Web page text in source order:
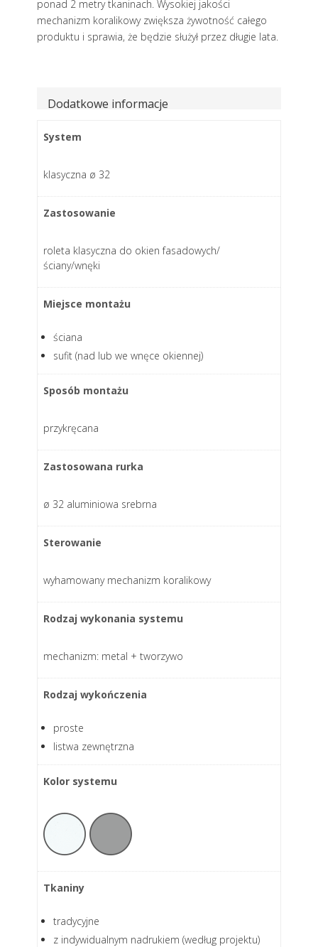
ponad 2 metry tkaninach. Wysokiej jakości
mechanizm koralikowy zwiększa żywotność całego
produktu i sprawia, że będzie służył przez długie lata.
Dodatkowe informacje
System
klasyczna ø 32
Zastosowanie
roleta klasyczna do okien fasadowych/
ściany/wnęki
Miejsce montażu
ściana
sufit (nad lub we wnęce okiennej)
Sposób montażu
przykręcana
Zastosowana rurka
ø 32 aluminiowa srebrna
Sterowanie
wyhamowany mechanizm koralikowy
Rodzaj wykonania systemu
mechanizm: metal + tworzywo
Rodzaj wykończenia
proste
listwa zewnętrzna
Kolor systemu
Tkaniny
tradycyjne
z indywidualnym nadrukiem (według projektu)